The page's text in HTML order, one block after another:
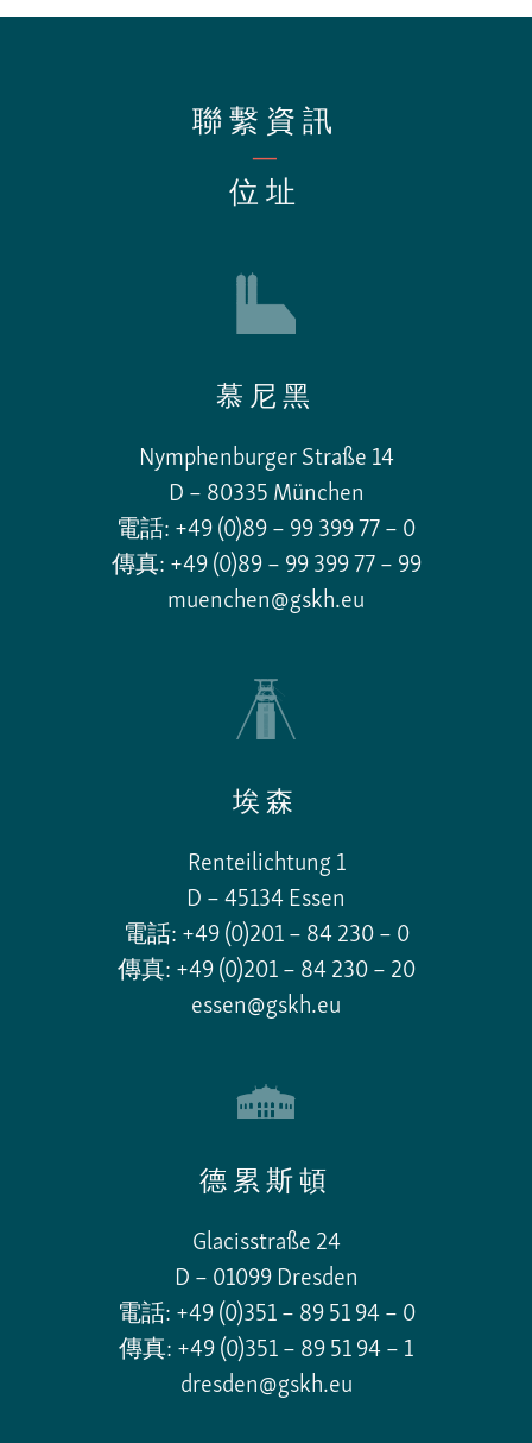
聯繫資訊
—
位址
慕尼黑
Nymphenburger Straße 14
D – 80335 München
電話: +49 (0)89 – 99 399 77 – 0
傳真: +49 (0)89 – 99 399 77 – 99
muenchen@gskh.eu
埃森
Renteilichtung 1
D – 45134 Essen
電話: +49 (0)201 – 84 230 – 0
傳真: +49 (0)201 – 84 230 – 20
essen@gskh.eu
德累斯頓
Glacisstraße 24
D – 01099 Dresden
電話: +49 (0)351 – 89 51 94 – 0
傳真: +49 (0)351 – 89 51 94 – 1
dresden@gskh.eu